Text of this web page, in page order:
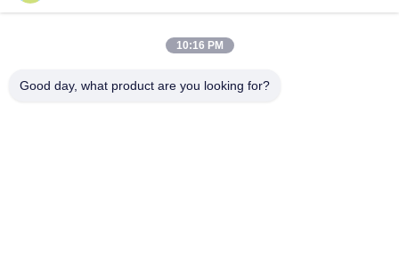
Địa chỉ
10:16 PM
Good day, what product are you looking for?